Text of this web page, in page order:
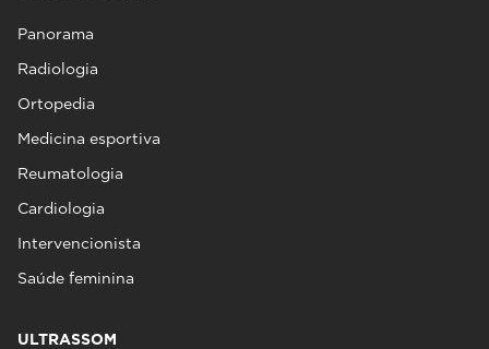
Panorama
Radiologia
Ortopedia
Medicina esportiva
Reumatologia
Cardiologia
Intervencionista
Saúde feminina
ULTRASSOM